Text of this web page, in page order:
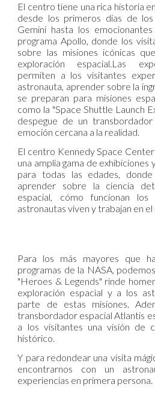
El centro tiene una rica historia
desde los primeros días de
Gemini hasta los
programa Apollo, donde los
sobre las misiones icónicas
exploración espacial.Las
permiten a los visitantes
astronauta, aprender sobre la
se preparan para misiones
como la "Space Shuttle Launch
despegue de un
emoción cercana a la realidad.
El centro Kennedy Space
una amplia gama de
para todas las edades,
aprender sobre la ciencia
espacial, cómo funcionan
astronautas viven y trabajan en el
Para los más mayores que
programas de la NASA,
"Heroes & Legends" rinde
exploración espacial y a los
parte de estas misiones.
transbordador espacial Atlantis
a los visitantes una visión de
histórico.
Y para redondear una visita
encontrarnos con un
experiencias en primera persona.